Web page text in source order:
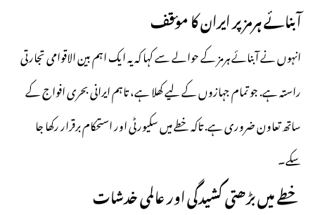
آبنائے ہرمز پر ایران کا مؤقف
انہوں نے آبنائے ہرمز کے حوالے سے کہا کہ یہ ایک اہم بین الاقوامی تجارتی
راستہ ہے. جو تمام جہازوں کے لیے کھلا ہے، تاہم ایرانی بحری افواج کے
ساتھ تعاون ضروری ہے. تاکہ خطے میں سکیورٹی اور استحکام برقرار رکھا جا
سکے۔
خطے میں بڑھتی کشیدگی اور عالمی خدشات